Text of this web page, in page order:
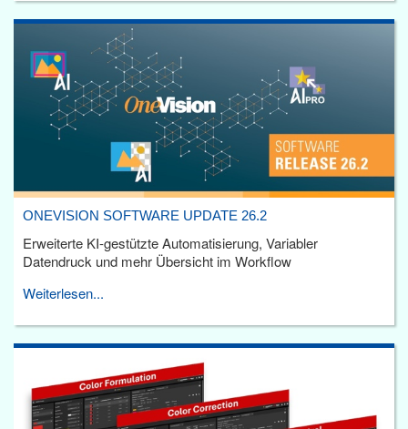
ONEVISION SOFTWARE UPDATE 26.2
Erweiterte KI-gestützte Automatisierung, Variabler
Datendruck und mehr Übersicht im Workflow
Weiterlesen...